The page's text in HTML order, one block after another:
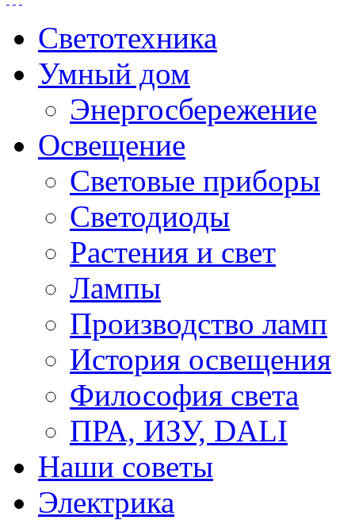
Светотехника
Умный дом
Энергосбережение
Освещение
Световые приборы
Светодиоды
Растения и свет
Лампы
Производство ламп
История освещения
Философия света
ПРА, ИЗУ, DALI
Наши советы
Электрика